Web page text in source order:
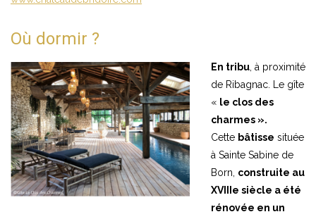
Où dormir ?
En tribu, à proximité
de Ribagnac. Le gîte
« le clos des
charmes ».
Cette bâtisse située
à Sainte Sabine de
Born, construite au
XVIIIe siècle a été
rénovée en un